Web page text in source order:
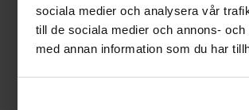
sociala medier och analysera vår
till de sociala medier och annons-
med annan information som du har